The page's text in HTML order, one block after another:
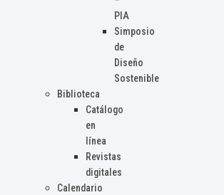
PIA
Simposio
de
Diseño
Sostenible
Biblioteca
Catálogo
en
línea
Revistas
digitales
Calendario